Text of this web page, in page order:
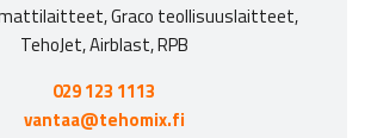
Graco teollisuuslaitteet,
TehoJet, Airblast, RPB
029 123 1113
vantaa@tehomix.fi